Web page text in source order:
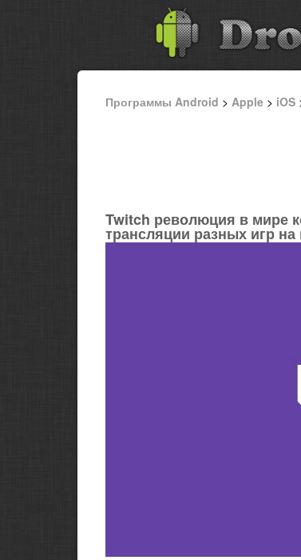
Программы Android > Apple > iOS
Twitch революция в мире
трансляции разных игр